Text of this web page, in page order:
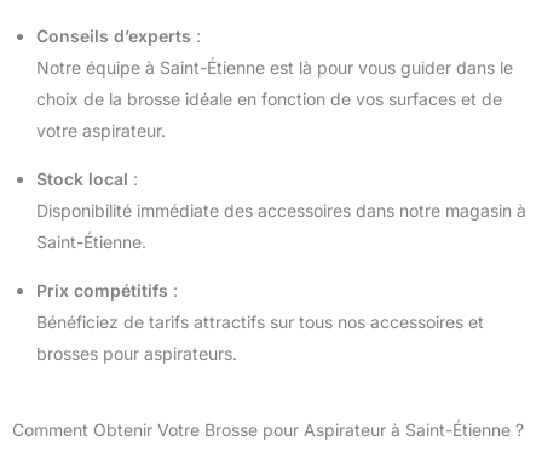
Conseils d’experts :
Notre équipe à Saint-Étienne est là pour vous guider dans le
choix de la brosse idéale en fonction de vos surfaces et de
votre aspirateur.
Stock local :
Disponibilité immédiate des accessoires dans notre magasin à
Saint-Étienne.
Prix compétitifs :
Bénéficiez de tarifs attractifs sur tous nos accessoires et
brosses pour aspirateurs.
Comment Obtenir Votre Brosse pour Aspirateur à Saint-Étienne ?